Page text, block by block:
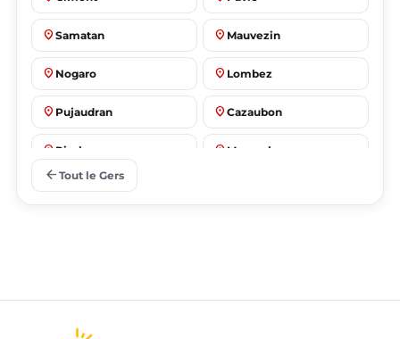
place Samatan place Mauvezin
place Nogaro place Lombez
place Pujaudran place Cazaubon
place Riscle place Masseube
arrow_back Tout le Gers